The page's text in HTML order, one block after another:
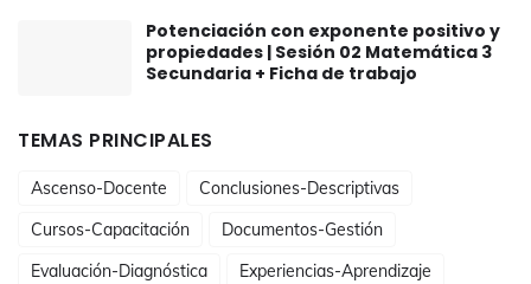
Potenciación con exponente positivo y
propiedades | Sesión 02 Matemática 3
Secundaria + Ficha de trabajo
TEMAS PRINCIPALES
Ascenso-Docente
Conclusiones-Descriptivas
Cursos-Capacitación
Documentos-Gestión
Evaluación-Diagnóstica
Experiencias-Aprendizaje